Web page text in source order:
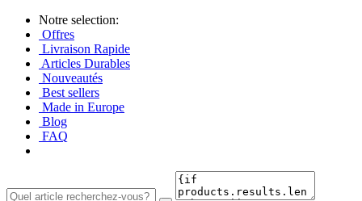
Notre selection:
Offres
Livraison Rapide
Articles Durables
Nouveautés
Best sellers
Made in Europe
Blog
FAQ